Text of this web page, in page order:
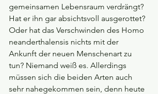
gemeinsamen Lebensraum verdrängt?
Hat er ihn gar absichtsvoll ausgerottet?
Oder hat das Verschwinden des Homo
neanderthalensis nichts mit der
Ankunft der neuen Menschenart zu
tun? Niemand weiß es. Allerdings
müssen sich die beiden Arten auch
sehr nahegekommen sein, denn heute